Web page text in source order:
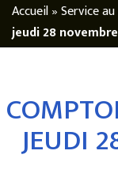
Accueil»Service
jeudi 28
JEUDI